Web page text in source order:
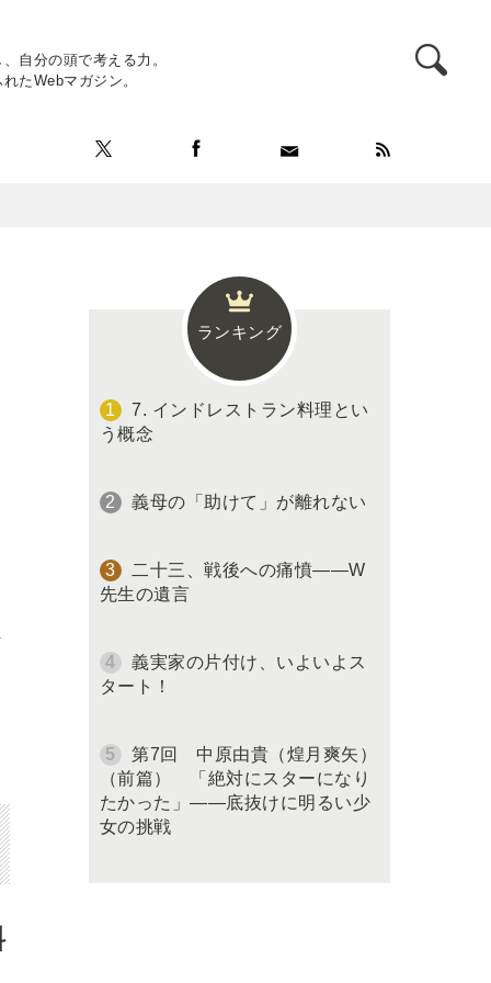
自分の頭で考える力。
たWebマガジン。
ランキング
7. インドレストラン料理とい
う概念
義母の「助けて」が離れない
二十三、戦後への痛憤――W
先生の遺言
義実家の片付け、いよいよス
タート！
第7回 中原由貴（煌月爽矢）
（前篇） 「絶対にスターになり
たかった」――底抜けに明るい少
女の挑戦